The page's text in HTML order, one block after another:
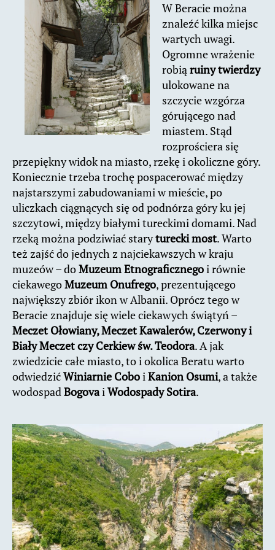
W Beracie można
znaleźć kilka miejsc
wartych uwagi.
Ogromne wrażenie
robiąruiny twierdzy
ulokowane na
szczycie wzgórza
górującego nad
miastem. Stąd
rozprościera się
przepiękny widok na miasto, rzekę i okoliczne góry.
Koniecznie trzeba trochę pospacerować między
najstarszymi zabudowaniami w mieście, po
uliczkach ciągnących się od podnórza góry ku jej
szczytowi, między białymi tureckimi domami. Nad
rzeką można podziwiać staryturecki most. Warto
też zajść do jednych z najciekawszych w kraju
muzeów – doMuzeum Etnograficznegoi równie
ciekawegoMuzeum Onufrego, prezentującego
największy zbiór ikon w Albanii. Oprócz tego w
Beracie znajduje się wiele ciekawych świątyń –
Meczet Ołowiany, Meczet Kawalerów, Czerwony i
Biały Meczet czy Cerkiew św. Teodora. A jak
zwiedzicie całe miasto, to i okolica Beratu warto
odwiedzićWiniarnie CoboiKanion Osumi, a także
wodospadBogovaiWodospady Sotira.